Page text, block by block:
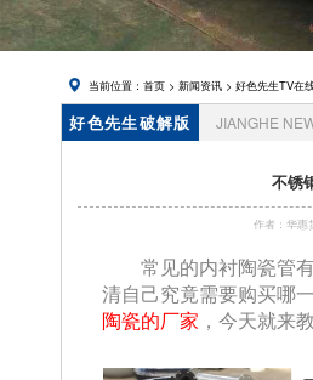
当前位置： 首页> 新闻资讯> 好色先生TV在
好色先生破解版
JIANGHE
不锈
作者：华
常见的内衬陶瓷管
清自己究竟需要购买哪一
陶瓷的厂家 ，今天